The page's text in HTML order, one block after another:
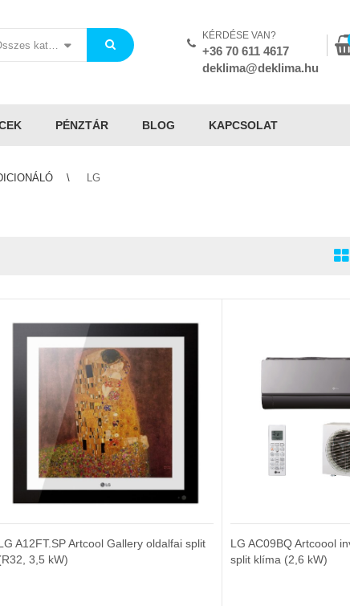
Összes kategória
KÉRDÉSE VAN?
+36 70 611 4617
deklima@deklima.hu
PÉNZTÁR BLOG KAPCSOLAT
LG
A12FT.SP Artcool Gallery oldalfai split
3,5 kW)
LG AC09BQ Artcoool
split klíma (2,6 kW)